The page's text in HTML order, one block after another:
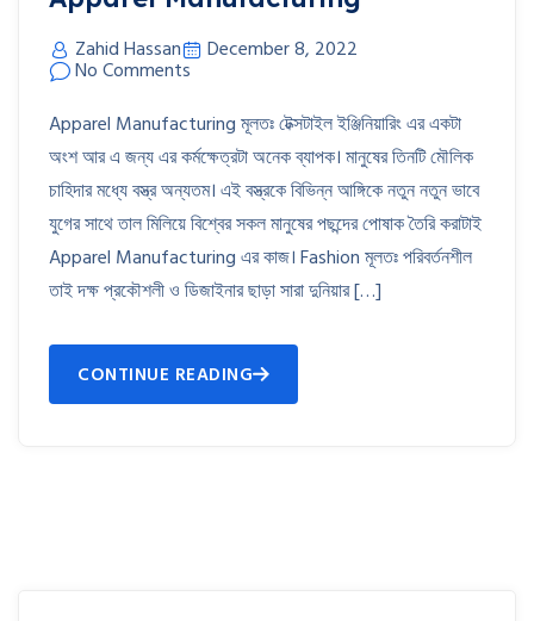
Zahid Hassan December 8, 2022
No Comments
Apparel Manufacturing মূলতঃ টেক্সটাইল ইঞ্জিনিয়ারিং এর একটা
অংশ আর এ জন্য এর কর্মক্ষেত্রটা অনেক ব্যাপক। মানুষের তিনটি মৌলিক
চাহিদার মধ্যে বস্ত্র অন্যতম। এই বস্ত্রকে বিভিন্ন আঙ্গিকে নতুন নতুন ভাবে
যুগের সাথে তাল মিলিয়ে বিশ্বের সকল মানুষের পছন্দের পোষাক তৈরি করাটাই
Apparel Manufacturing এর কাজ। Fashion মূলতঃ পরিবর্তনশীল
তাই দক্ষ প্রকৌশলী ও ডিজাইনার ছাড়া সারা দুনিয়ার […]
CONTINUE READING